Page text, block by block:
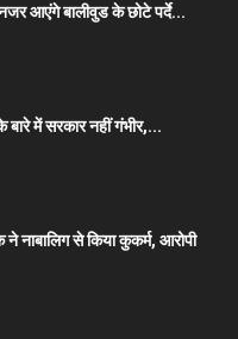
आएंगे बालीवुड के छोटे पर्दे...
बारे में सरकार नहीं गंभीर,...
नाबालिग से किया कुकर्म, आरोपी